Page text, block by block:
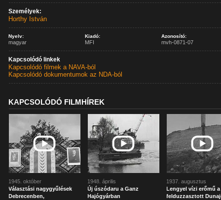
Személyek:
Horthy István
Nyelv:
magyar
Kiadó:
MFI
Azonosító:
mvh-0871-07
Kapcsolódó linkek
Kapcsolódó filmek a NAVA-ból
Kapcsolódó dokumentumok az NDA-ból
KAPCSOLÓDÓ FILMHÍREK
1945. október
Választási nagygyűlések
Debrecenben,
1948. április
Új úszódaru a Ganz
Hajógyárban
1937. augusztus
Lengyel vízi erőmű a
felduzzasztott